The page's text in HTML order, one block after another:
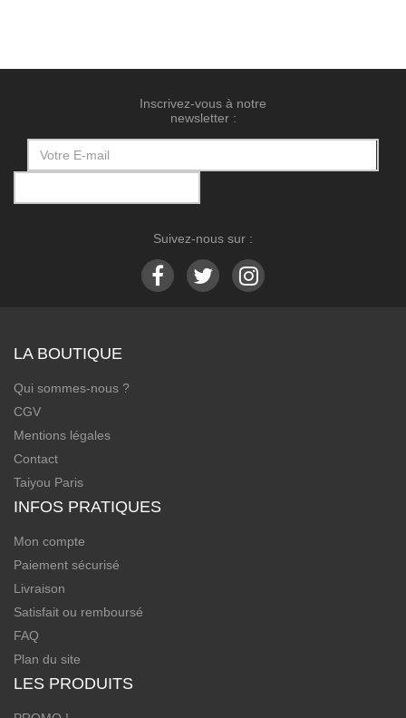
Inscrivez-vous à notre
newsletter :
Suivez-nous sur :
LA BOUTIQUE
Qui sommes-nous ?
CGV
Mentions légales
Contact
Taiyou Paris
INFOS PRATIQUES
Mon compte
Paiement sécurisé
Livraison
Satisfait ou remboursé
FAQ
Plan du site
LES PRODUITS